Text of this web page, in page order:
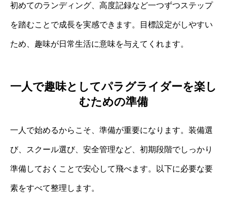
初めてのランディング、高度記録など一つずつステップ
を踏むことで成長を実感できます。目標設定がしやすい
ため、趣味が日常生活に意味を与えてくれます。
一人で趣味としてパラグライダーを楽し
むための準備
一人で始めるからこそ、準備が重要になります。装備選
び、スクール選び、安全管理など、初期段階でしっかり
準備しておくことで安心して飛べます。以下に必要な要
素をすべて整理します。